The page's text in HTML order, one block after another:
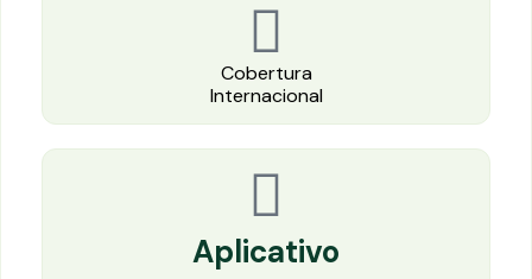
Cobertura
Internacional
Aplicativo